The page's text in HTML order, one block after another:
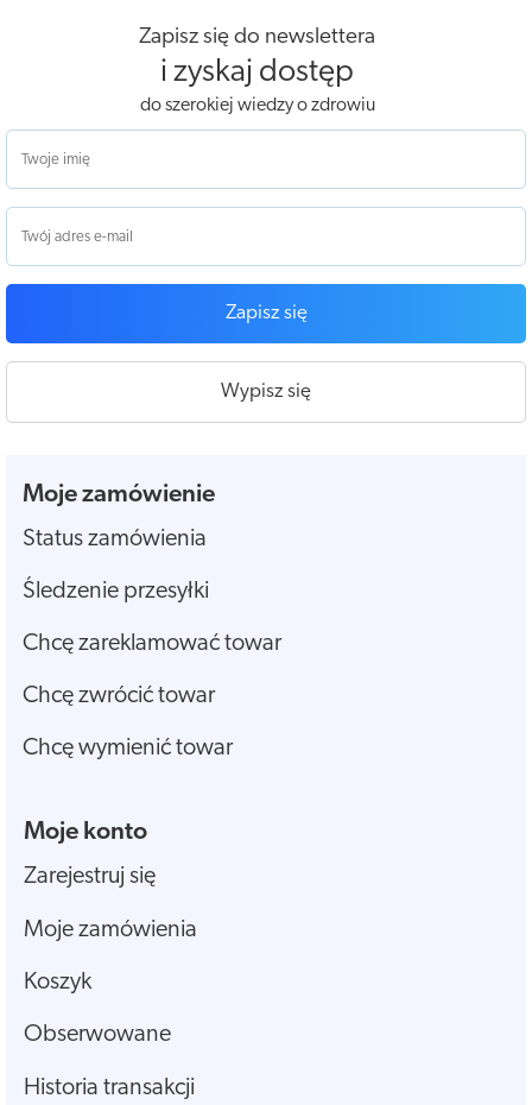
Zapisz się do newslettera
i zyskaj dostęp
do szerokiej wiedzy o zdrowiu
Zapisz się
Wypisz się
Moje zamówienie
Status zamówienia
Śledzenie przesyłki
Chcę zareklamować towar
Chcę zwrócić towar
Chcę wymienić towar
Moje konto
Zarejestruj się
Moje zamówienia
Koszyk
Obserwowane
Historia transakcji